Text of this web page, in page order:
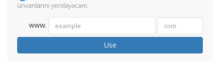
ünvanlarını yeniləyəcəm.
www.
Use